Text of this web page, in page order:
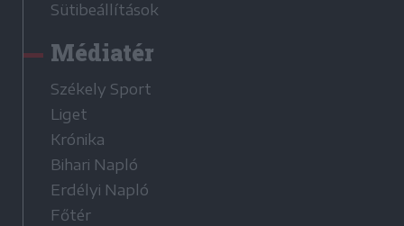
Sütibeállítások
Médiatér
Székely Sport
Liget
Krónika
Bihari Napló
Erdélyi Napló
Főtér